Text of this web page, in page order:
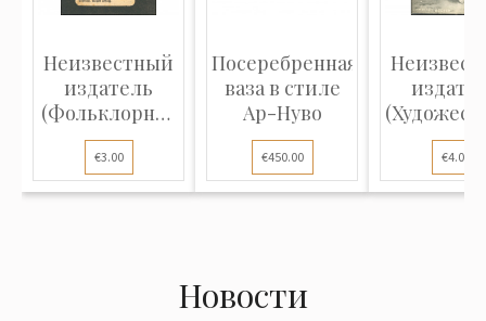
Неизвестный
издатель
(Фольклорная
открытка):...
€3.00
Посеребренная
ваза в стиле
Ар-Нуво
€450.00 €4.00
Новости